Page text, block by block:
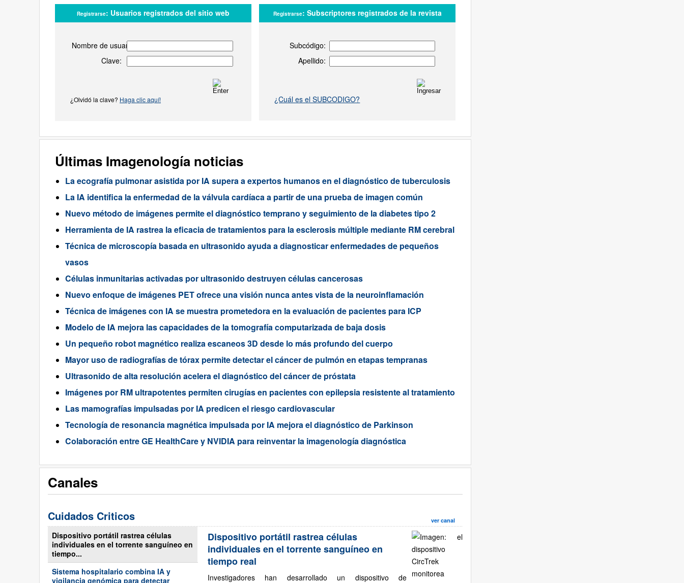
Registrarse: Usuarios registrados del sitio web
Nombre de usuario:
Clave:
¿Olvidó la clave? Haga clic aquí!
Registrarse: Subscriptores registrados de la revista
Subcódigo:
Apellido:
¿Cuál es el SUBCODIGO?
Últimas Imagenología noticias
La ecografía pulmonar asistida por IA supera a expertos humanos en el diagnóstico de tuberculosis
La IA identifica la enfermedad de la válvula cardíaca a partir de una prueba de imagen común
Nuevo método de imágenes permite el diagnóstico temprano y seguimiento de la diabetes tipo 2
Herramienta de IA rastrea la eficacia de tratamientos para la esclerosis múltiple mediante RM cerebral
Técnica de microscopía basada en ultrasonido ayuda a diagnosticar enfermedades de pequeños
vasos
Células inmunitarias activadas por ultrasonido destruyen células cancerosas
Nuevo enfoque de imágenes PET ofrece una visión nunca antes vista de la neuroinflamación
Técnica de imágenes con IA se muestra prometedora en la evaluación de pacientes para ICP
Modelo de IA mejora las capacidades de la tomografía computarizada de baja dosis
Un pequeño robot magnético realiza escaneos 3D desde lo más profundo del cuerpo
Mayor uso de radiografías de tórax permite detectar el cáncer de pulmón en etapas tempranas
Ultrasonido de alta resolución acelera el diagnóstico del cáncer de próstata
Imágenes por RM ultrapotentes permiten cirugías en pacientes con epilepsia resistente al tratamiento
Las mamografías impulsadas por IA predicen el riesgo cardiovascular
Tecnología de resonancia magnética impulsada por IA mejora el diagnóstico de Parkinson
Colaboración entre GE HealthCare y NVIDIA para reinventar la imagenología diagnóstica
Canales
Cuidados Criticos ver canal
Dispositivo portátil rastrea células
individuales en el torrente sanguíneo en
tiempo...
Sistema hospitalario combina IA y
vigilancia genómica para detectar
Dispositivo portátil rastrea células
individuales en el torrente sanguíneo en
tiempo real
Investigadores han desarrollado un dispositivo de